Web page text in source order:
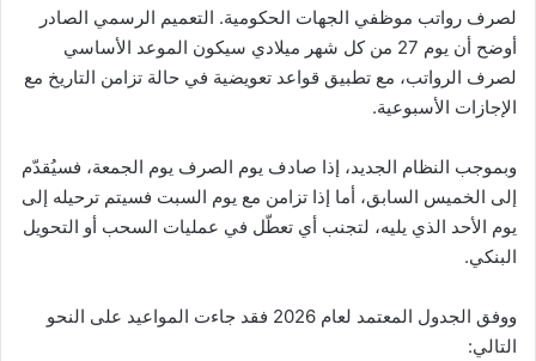
لصرف رواتب موظفي الجهات الحكومية. التعميم الرسمي الصادر
أوضح أن يوم 27 من كل شهر ميلادي سيكون الموعد الأساسي
لصرف الرواتب، مع تطبيق قواعد تعويضية في حالة تزامن التاريخ مع
الإجازات الأسبوعية.
وبموجب النظام الجديد، إذا صادف يوم الصرف يوم الجمعة، فسيُقدّم
إلى الخميس السابق، أما إذا تزامن مع يوم السبت فسيتم ترحيله إلى
يوم الأحد الذي يليه، لتجنب أي تعطّل في عمليات السحب أو التحويل
البنكي.
ووفق الجدول المعتمد لعام 2026 فقد جاءت المواعيد على النحو
التالي: